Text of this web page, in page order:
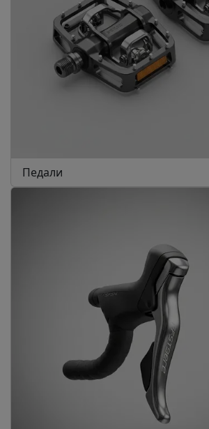
Педали